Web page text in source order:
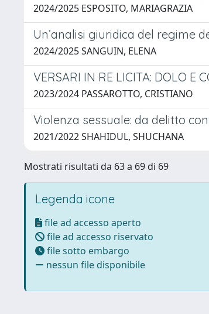
2024/2025 ESPOSITO, MARIAGRAZIA
Un’analisi giuridica del regime
2024/2025 SANGUIN, ELENA
VERSARI IN RE LICITA: DOLO E
2023/2024 PASSAROTTO, CRISTIANO
Violenza sessuale: da delitto
2021/2022 SHAHIDUL, SHUCHANA
Mostrati risultati da 63 a 69 di 69
Legenda icone
file ad accesso aperto
file ad accesso riservato
file sotto embargo
nessun file disponibile